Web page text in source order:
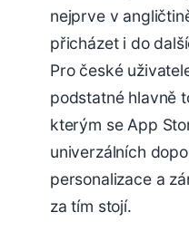
nejprve v
přicházet i do
Pro české
podstatné hlavně
kterým se App
univerzálních
personalizace a
za tím stojí.